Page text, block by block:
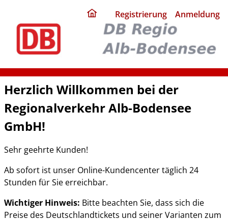
home
page
Registrierung Anmeldung
Herzlich Willkommen bei der
Regionalverkehr Alb-Bodensee
GmbH!
Sehr geehrte Kunden!
Ab sofort ist unser Online-Kundencenter täglich 24
Stunden für Sie erreichbar.
Wichtiger Hinweis: Bitte beachten Sie, dass sich die
Preise des Deutschlandtickets und seiner Varianten zum